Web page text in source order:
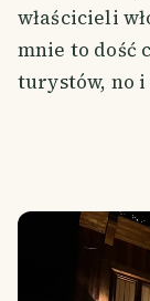
właścicieli
mnie to dość
turystów, no i